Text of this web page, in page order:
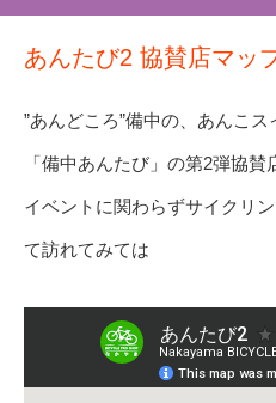
あんたび2 協賛店マッ
”あんどころ”備中の、あんこ
「備中あんたび」の第2弾協賛
イベントに関わらずサイクリ
て訪れてみては